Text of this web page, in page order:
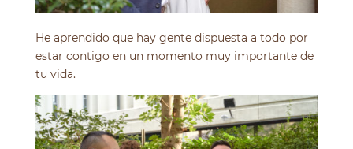
He aprendido que hay gente dispuesta a todo por
estar contigo en un momento muy importante de
tu vida.